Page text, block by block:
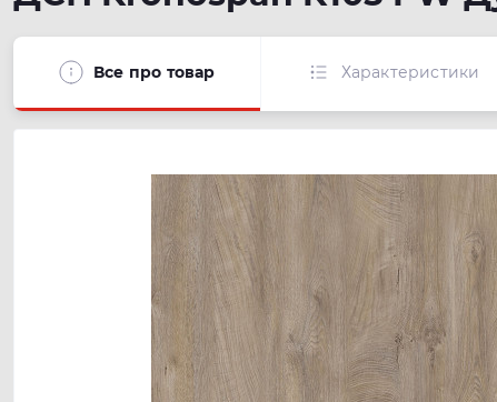
Все про товар Характеристики